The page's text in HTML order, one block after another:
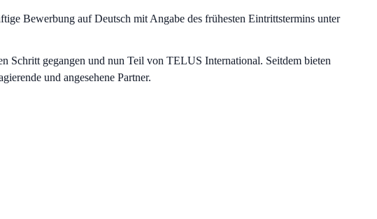
Bewerbung auf Deutsch mit Angabe des frühesten Eintrittstermins unter
Schritt gegangen und nun Teil von TELUS International. Seitdem bieten
und angesehene Partner.